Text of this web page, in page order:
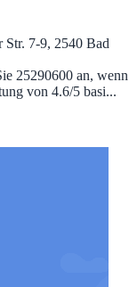
7-9, 2540 Bad
25290600 an, wenn
von 4.6/5 basi...